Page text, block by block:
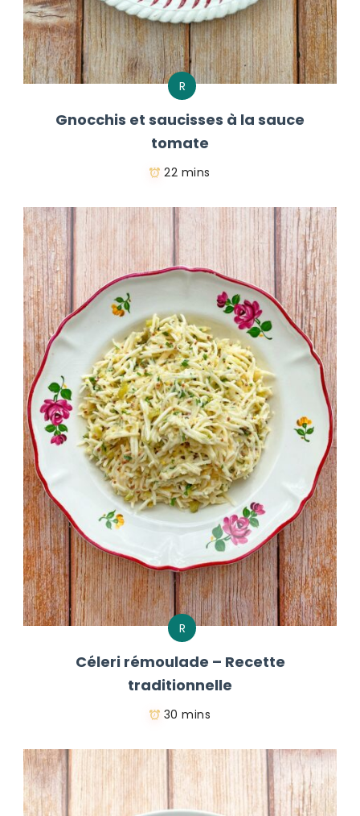
R
Gnocchis et saucisses à la sauce
tomate
22 mins
R
Céleri rémoulade – Recette
traditionnelle
30 mins